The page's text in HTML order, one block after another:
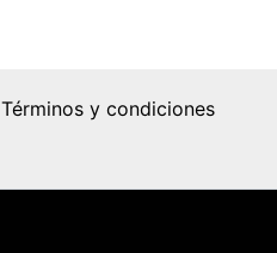
Términos y condiciones